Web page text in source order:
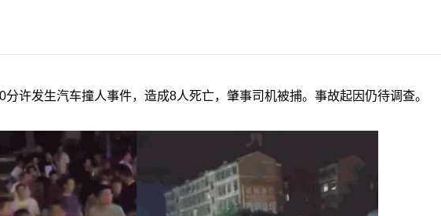
许发生汽车撞人事件，造成8人死亡，肇事司机被捕。事故起因仍待调查。